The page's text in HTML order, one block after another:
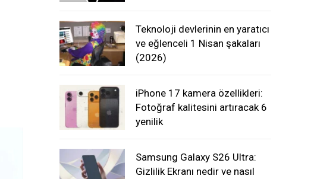
Teknoloji devlerinin en yaratıcı
ve eğlenceli 1 Nisan şakaları
(2026)
iPhone 17 kamera özellikleri:
Fotoğraf kalitesini artıracak 6
yenilik
Samsung Galaxy S26 Ultra:
Gizlilik Ekranı nedir ve nasıl